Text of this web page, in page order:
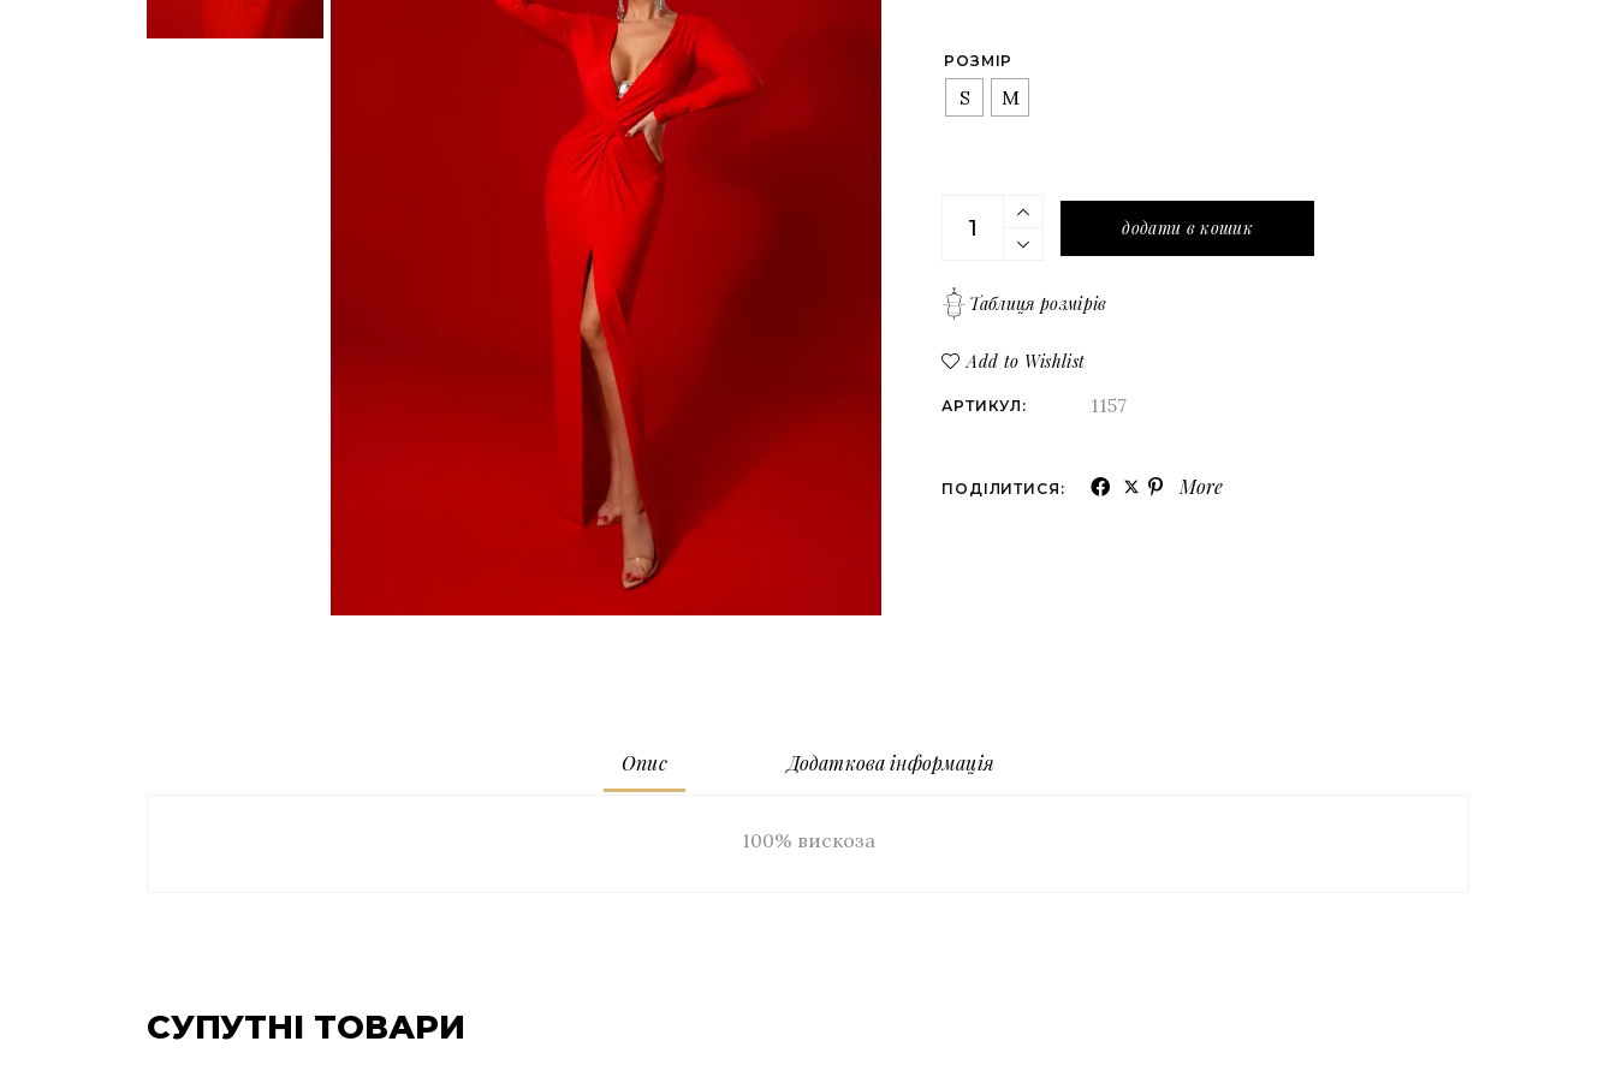
Всі товари
Костюми
Верх
Низ РОЗМІР
S M
Коралове трикотажне плаття в підлогу з глибоким вирізом і
додати в кошик
Таблиця розмірів
Add to Wishlist
АРТИКУЛ: 1157
ПОДІЛИТИСЯ: More
Опис Додаткова інформація
100% вискоза
СУПУТНІ ТОВАРИ